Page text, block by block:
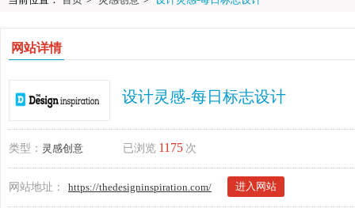
网站详情
设计灵感-每日标志设计
类型： 灵感创意 已浏览 1175 次
网站地址： https://thedesigninspiration.com/ 进入网站